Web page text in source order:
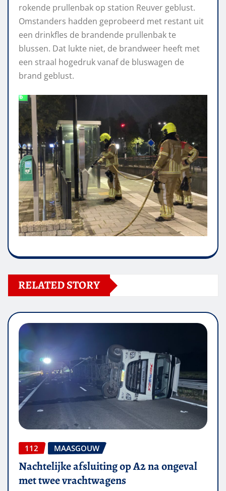
rokende prullenbak op station Reuver geblust.
Omstanders hadden geprobeerd met restant uit
een drinkfles de brandende prullenbak te
blussen. Dat lukte niet, de brandweer heeft met
een straal hogedruk vanaf de bluswagen de
brand geblust.
RELATED STORY
112 MAASGOUW
Nachtelijke afsluiting op A2 na ongeval
met twee vrachtwagens